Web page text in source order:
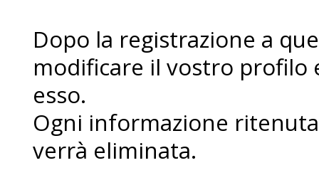
Dopo la registrazione a
modificare il vostro
esso.
Ogni informazione
verrà eliminata.